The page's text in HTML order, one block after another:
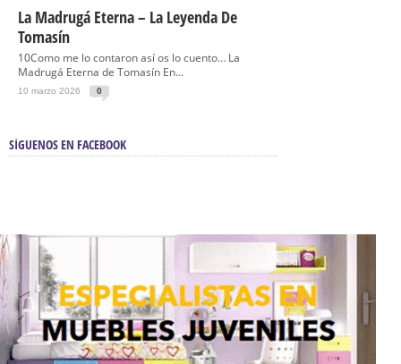
La Madrugá Eterna – La Leyenda De
Tomasín
10Como me lo contaron así os lo cuento… La
Madrugá Eterna de Tomasín En...
10 marzo 2026 0
SÍGUENOS EN FACEBOOK